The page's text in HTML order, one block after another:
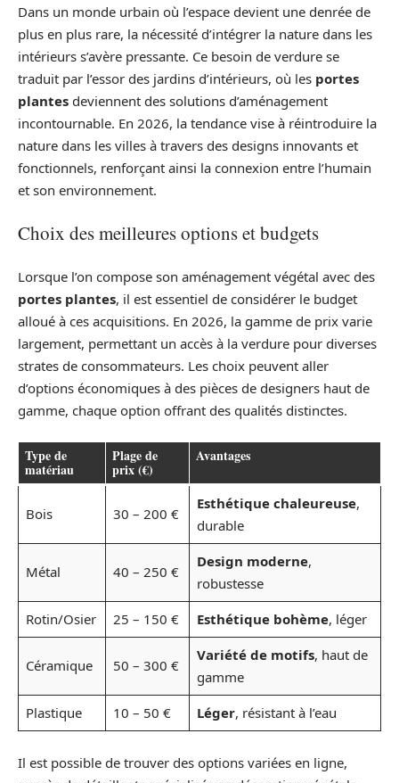
Dans un monde urbain où l’espace devient une denrée de
plus en plus rare, la nécessité d’intégrer la nature dans les
intérieurs s’avère pressante. Ce besoin de verdure se
traduit par l’essor des jardins d’intérieurs, où les portes
plantes deviennent des solutions d’aménagement
incontournable. En 2026, la tendance vise à réintroduire la
nature dans les villes à travers des designs innovants et
fonctionnels, renforçant ainsi la connexion entre l’humain
et son environnement.
Choix des meilleures options et budgets
Lorsque l’on compose son aménagement végétal avec des
portes plantes, il est essentiel de considérer le budget
alloué à ces acquisitions. En 2026, la gamme de prix varie
largement, permettant un accès à la verdure pour diverses
strates de consommateurs. Les choix peuvent aller
d’options économiques à des pièces de designers haut de
gamme, chaque option offrant des qualités distinctes.
Type de
matériau
Plage de
prix (€)
Avantages
Bois 30 – 200 €
Esthétique chaleureuse,
durable
Métal 40 – 250 €
Design moderne,
robustesse
Rotin/Osier
25 – 150 € Esthétique bohème, léger
Céramique 50 – 300 €
Variété de motifs, haut de
gamme
Plastique
10 – 50 € Léger, résistant à l’eau
Il est possible de trouver des options variées en ligne,